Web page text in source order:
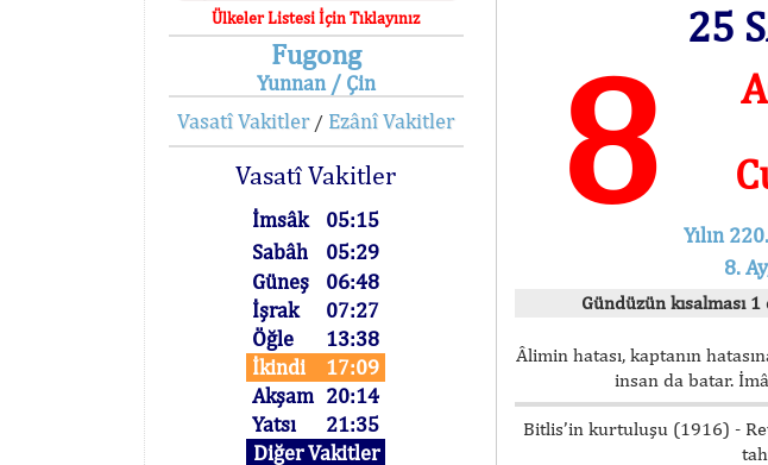
Ülkeler Listesi İçin Tıklayınız
Fugong
Yunnan / Çin
Vasatî Vakitler/ Ezânî Vakitler
Vasatî Vakitler
İmsâk
05:15
Sabâh
05:29
Güneş
06:48
İşrak
07:27
Öğle
13:38
İkindi
17:09
Akşam 20:14
Yatsı
21:35
Diğer Vakitler
25
8
Yılın
8.
Gündüzün kısalması
Âlimin hatası, kaptanın
insan da batar.
Bitlis’in kurtuluşu (1916) -